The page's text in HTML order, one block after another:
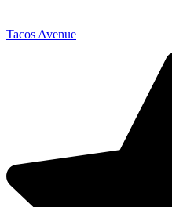
Tacos Avenue